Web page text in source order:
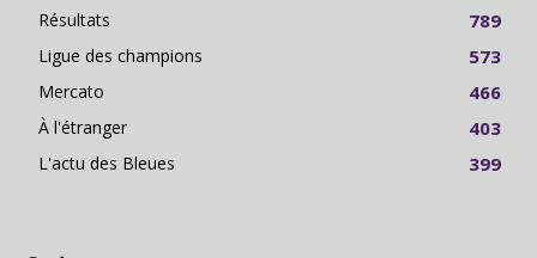
Résultats 789
Ligue des champions 573
Mercato 466
À l'étranger 403
L'actu des Bleues 399